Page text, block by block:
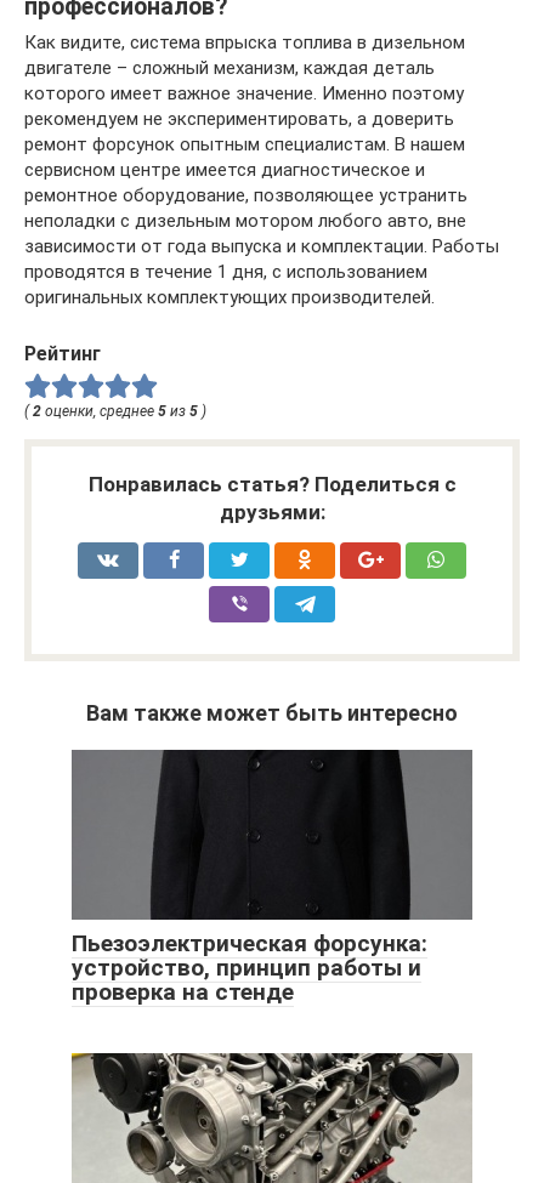
профессионалов?
Как видите, система впрыска топлива в дизельном
двигателе – сложный механизм, каждая деталь
которого имеет важное значение. Именно поэтому
рекомендуем не экспериментировать, а доверить
ремонт форсунок опытным специалистам. В нашем
сервисном центре имеется диагностическое и
ремонтное оборудование, позволяющее устранить
неполадки с дизельным мотором любого авто, вне
зависимости от года выпуска и комплектации. Работы
проводятся в течение 1 дня, с использованием
оригинальных комплектующих производителей.
Рейтинг
( 2 оценки, среднее 5 из 5 )
Понравилась статья? Поделиться с
друзьями:
Вам также может быть интересно
Пьезоэлектрическая форсунка:
устройство, принцип работы и
проверка на стенде